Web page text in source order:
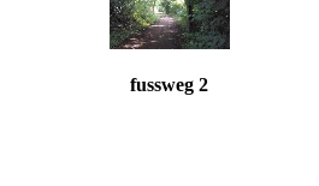
fussweg 2